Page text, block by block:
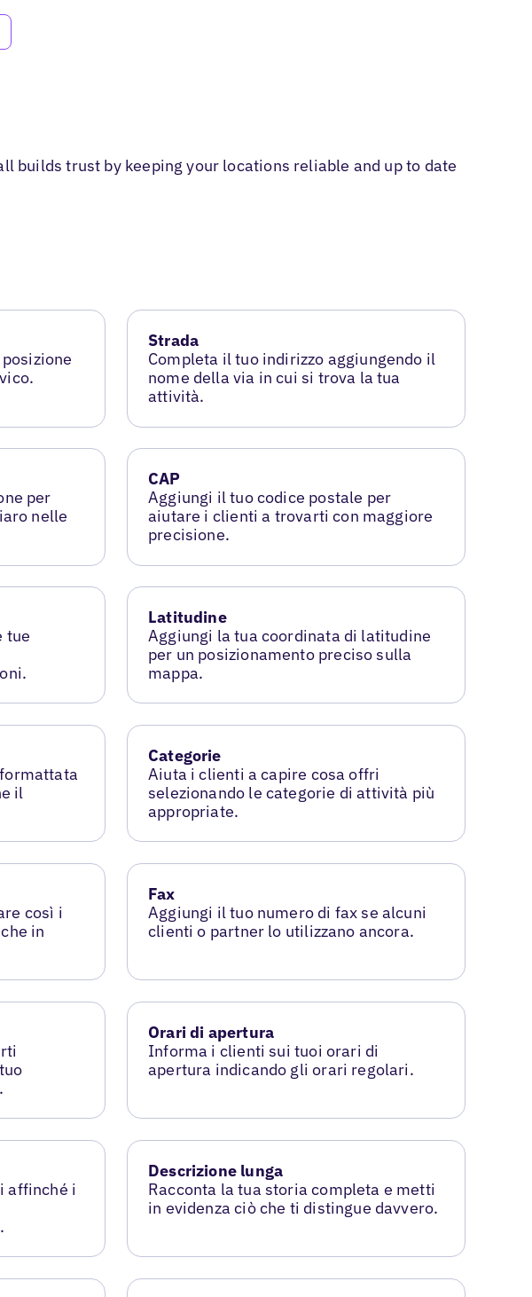
builds trust by keeping your locations reliable and up to date
Strada
Completa il tuo indirizzo aggiungendo il
nome della via in cui si trova la tua
attività.
per
nelle
CAP
Aggiungi il tuo codice postale per
aiutare i clienti a trovarti con maggiore
precisione.
tue
Latitudine
Aggiungi la tua coordinata di latitudine
per un posizionamento preciso sulla
mappa.
il
Categorie
Aiuta i clienti a capire cosa offri
selezionando le categorie di attività più
appropriate.
così i
in
Fax
Aggiungi il tuo numero di fax se alcuni
clienti o partner lo utilizzano ancora.
Orari di apertura
Informa i clienti sui tuoi orari di
apertura indicando gli orari regolari.
affinché i
Descrizione lunga
Racconta la tua storia completa e metti
in evidenza ciò che ti distingue davvero.